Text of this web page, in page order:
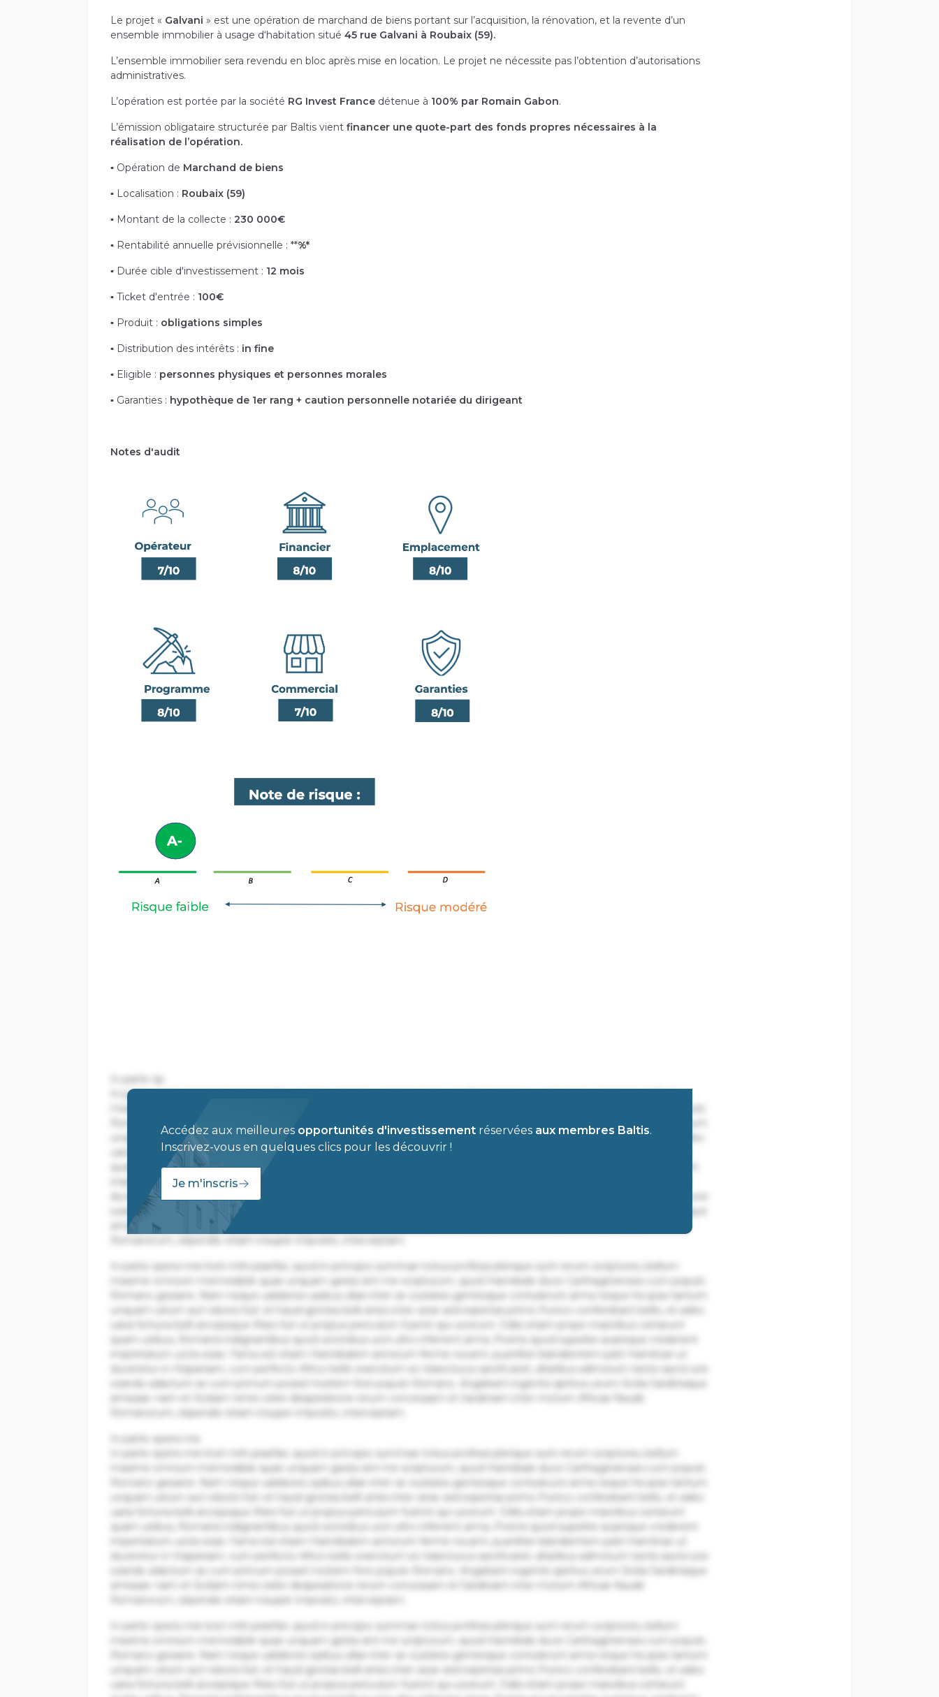
Le projet « Galvani » est une opération de marchand de biens portant sur l’acquisition, la rénovation, et la revente d’un
ensemble immobilier à usage d‘habitation situé 45 rue Galvani à Roubaix (59).
L’ensemble immobilier sera revendu en bloc après mise en location. Le projet ne nécessite pas l’obtention d’autorisations
administratives.
L’opération est portée par la société RG Invest France détenue à 100% par Romain Gabon.
L’émission obligataire structurée par Baltis vient financer une quote-part des fonds propres nécessaires à la
réalisation de l’opération.
▪ Opération de Marchand de biens
▪ Localisation : Roubaix (59)
▪ Montant de la collecte : 230 000€
▪ Rentabilité annuelle prévisionnelle : **%*
▪ Durée cible d'investissement : 12 mois
▪ Ticket d'entrée : 100€
▪ Produit : obligations simples
▪ Distribution des intérêts : in fine
▪ Eligible : personnes physiques et personnes morales
▪ Garanties : hypothèque de 1er rang + caution personnelle notariée du dirigeant
Notes d'audit
Accédez aux meilleures opportunités d'investissement réservées aux membres Baltis.
Inscrivez-vous en quelques clics pour les découvrir !
Je m'inscris
In parte op
In parte operis mei licet mihi praefari, quod in principio summae totius professi plerique sunt rerum scriptores, bellum
maxime omnium memorabile quae unquam gesta sint me scripturum, quod Hannibale duce Carthaginienses cum populo
Romano gessere. Nam neque ualidiores opibus ullae inter se ciuitates gentesque contulerunt arma neque his ipsis tantum
unquam uirium aut roboris fuit; et haud ignotas belli artes inter sese sed expertas primo Punico conferebant bello, et adeo
uaria fortuna belli ancepsque Mars fuit ut propius periculum fuerint qui uicerunt. Odiis etiam prope maioribus certarunt
quam uiribus, Romanis indignantibus quod uictoribus uicti ultro inferrent arma, Poenis quod superbe auareque crederent
imperitatum uictis esse. Fama est etiam Hannibalem annorum ferme nouem, pueriliter blandientem patri Hamilcari ut
duceretur in Hispaniam, cum perfecto Africo bello exercitum eo traiecturus sacrificaret, altaribus admotum tactis sacris iure
iurando adactum se cum primum posset hostem fore populo Romano. Angebant ingentis spiritus uirum Sicilia Sardiniaque
amissae: nam et Siciliam nimis celeri desperatione rerum concessam et Sardiniam inter motum Africae fraude
In parte operis mei licet mihi praefari, quod in principio summae totius professi plerique sunt rerum scriptores, bellum
maxime omnium memorabile quae unquam gesta sint me scripturum, quod Hannibale duce Carthaginienses cum populo
Romano gessere. Nam neque ualidiores opibus ullae inter se ciuitates gentesque contulerunt arma neque his ipsis tantum
unquam uirium aut roboris fuit; et haud ignotas belli artes inter sese sed expertas primo Punico conferebant bello, et adeo
uaria fortuna belli ancepsque Mars fuit ut propius periculum fuerint qui uicerunt. Odiis etiam prope maioribus certarunt
quam uiribus, Romanis indignantibus quod uictoribus uicti ultro inferrent arma, Poenis quod superbe auareque crederent
imperitatum uictis esse. Fama est etiam Hannibalem annorum ferme nouem, pueriliter blandientem patri Hamilcari ut
duceretur in Hispaniam, cum perfecto Africo bello exercitum eo traiecturus sacrificaret, altaribus admotum tactis sacris iure
iurando adactum se cum primum posset hostem fore populo Romano. Angebant ingentis spiritus uirum Sicilia Sardiniaque
amissae: nam et Siciliam nimis celeri desperatione rerum concessam et Sardiniam inter motum Africae fraude
Romanorum, stipendio etiam insuper imposito, interceptam.
In parte operis me
In parte operis mei licet mihi praefari, quod in principio summae totius professi plerique sunt rerum scriptores, bellum
maxime omnium memorabile quae unquam gesta sint me scripturum, quod Hannibale duce Carthaginienses cum populo
Romano gessere. Nam neque ualidiores opibus ullae inter se ciuitates gentesque contulerunt arma neque his ipsis tantum
unquam uirium aut roboris fuit; et haud ignotas belli artes inter sese sed expertas primo Punico conferebant bello, et adeo
uaria fortuna belli ancepsque Mars fuit ut propius periculum fuerint qui uicerunt. Odiis etiam prope maioribus certarunt
quam uiribus, Romanis indignantibus quod uictoribus uicti ultro inferrent arma, Poenis quod superbe auareque crederent
imperitatum uictis esse. Fama est etiam Hannibalem annorum ferme nouem, pueriliter blandientem patri Hamilcari ut
duceretur in Hispaniam, cum perfecto Africo bello exercitum eo traiecturus sacrificaret, altaribus admotum tactis sacris iure
iurando adactum se cum primum posset hostem fore populo Romano. Angebant ingentis spiritus uirum Sicilia Sardiniaque
amissae: nam et Siciliam nimis celeri desperatione rerum concessam et Sardiniam inter motum Africae fraude
Romanorum, stipendio etiam insuper imposito, interceptam.
In parte operis mei licet mihi praefari, quod in principio summae totius professi plerique sunt rerum scriptores, bellum
maxime omnium memorabile quae unquam gesta sint me scripturum, quod Hannibale duce Carthaginienses cum populo
Romano gessere. Nam neque ualidiores opibus ullae inter se ciuitates gentesque contulerunt arma neque his ipsis tantum
unquam uirium aut roboris fuit; et haud ignotas belli artes inter sese sed expertas primo Punico conferebant bello, et adeo
uaria fortuna belli ancepsque Mars fuit ut propius periculum fuerint qui uicerunt. Odiis etiam prope maioribus certarunt